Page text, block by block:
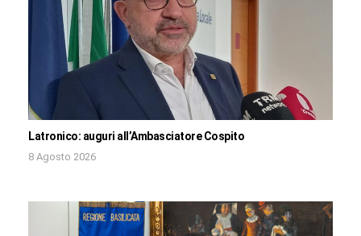
Latronico: auguri all’Ambasciatore Cospito
8 Agosto 2026